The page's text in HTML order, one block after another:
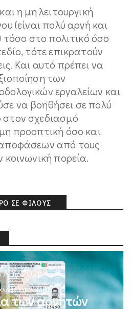
η μη λειτουργική
(είναι πολύ αργή και
τόσο στο πολιτικό όσο
τότε επικρατούν
Και αυτό πρέπει να
των
εργαλείων και
να βοηθήσει σε πολύ
σχεδιασμό
προοπτική όσο και
από τους
κοινωνική πορεία.
ΣΕ ΦΊΛΟΥΣ
Αυγ 2026
ΚΥΡΙΑΚΊΔΗΣ
των αρνητών